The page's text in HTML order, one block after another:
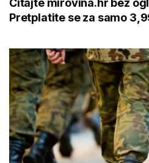
Čitajte mirovina.hr bez
Pretplatite se za samo